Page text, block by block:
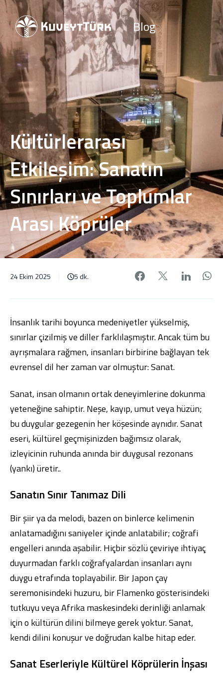
Blog
Kültürlerarası
Etkileşim: Sanatın
Sınırları ve Toplumlar
Arası Köprüler
24 Ekim 2025 5 dk. Facebook'da
X'de
İnsanlık tarihi boyunca medeniyetler yükselmiş,
sınırlar çizilmiş ve diller farklılaşmıştır. Ancak tüm bu
ayrışmalara rağmen, insanları birbirine bağlayan tek
evrensel dil her zaman var olmuştur: Sanat.
Sanat, insan olmanın ortak deneyimlerine dokunma
yeteneğine sahiptir. Neşe, kayıp, umut veya hüzün;
bu duygular gezegenin her köşesinde aynıdır. Sanat
eseri, kültürel geçmişinizden bağımsız olarak,
izleyicinin ruhunda anında bir duygusal rezonans
(yankı) üretir..
Sanatın Sınır Tanımaz Dili
Bir şiir ya da melodi, bazen on binlerce kelimenin
anlatamadığını saniyeler içinde anlatabilir; coğrafi
engelleri anında aşabilir. Hiçbir sözlü çeviriye ihtiyaç
duyurmadan farklı coğrafyalardan insanları aynı
duygu etrafında toplayabilir. Bir Japon çay
seremonisindeki huzuru, bir Flamenko gösterisindeki
tutkuyu veya Afrika maskesindeki derinliği anlamak
için o kültürün dilini bilmeye gerek yoktur. Sanat,
kendi dilini konuşur ve doğrudan kalbe hitap eder.
Sanat Eserleriyle Kültürel Köprülerin İnşası